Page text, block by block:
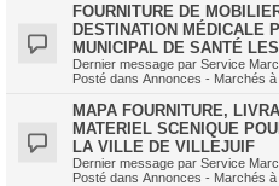
FOURNITURE DE
DESTINATION MÉDICALE
MUNICIPAL DE SANTÉ
Dernier message par Service
Posté dans Annonces - Marchés
MAPA FOURNITURE,
MATERIEL SCENIQUE
LA VILLE DE VILLEJUIF
Dernier message par Service
Posté dans Annonces - Marchés